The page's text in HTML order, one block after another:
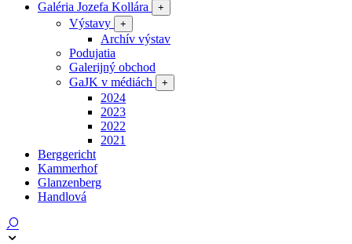
Galéria Jozefa Kollára
+
Výstavy +
Archív výstav
Podujatia
Galerijný obchod
GaJK v médiách
+
2024
2023
2022
2021
Berggericht
Kammerhof
Glanzenberg
Handlová